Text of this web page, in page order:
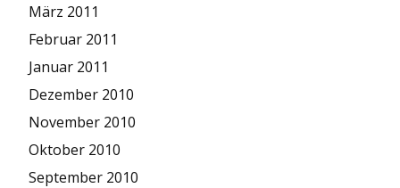
März 2011
Februar 2011
Januar 2011
Dezember 2010
November 2010
Oktober 2010
September 2010